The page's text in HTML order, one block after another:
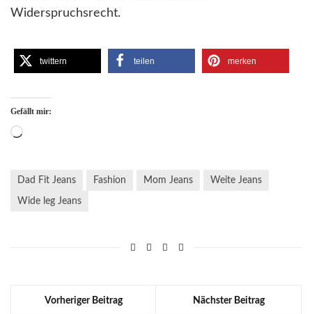
Widerspruchsrecht.
twittern teilen merken
Gefällt mir:
Wird
Dad Fit Jeans Fashion Mom Jeans Weite Jeans
Wide leg Jeans
Vorheriger Beitrag Nächster Beitrag